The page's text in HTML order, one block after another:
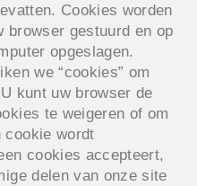
Cookies worden
browser gestuurd en op
opgeslagen.
we “cookies” om
kunt uw browser de
te weigeren of om
cookie wordt
cookies accepteert,
delen van onze site